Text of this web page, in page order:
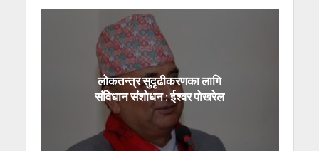
लोकतन्त्र सुदृढीकरणका लागि
संविधान संशोधन : ईश्वर पोखरेल